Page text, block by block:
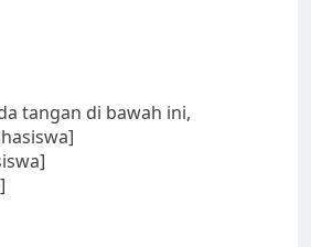
tangan di bawah ini,